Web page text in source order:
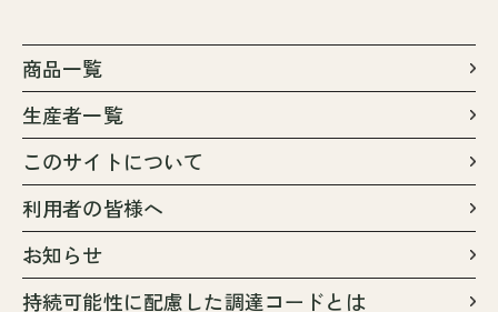
商品一覧
生産者一覧
このサイトについて
利用者の皆様へ
お知らせ
持続可能性に配慮した調達コードとは